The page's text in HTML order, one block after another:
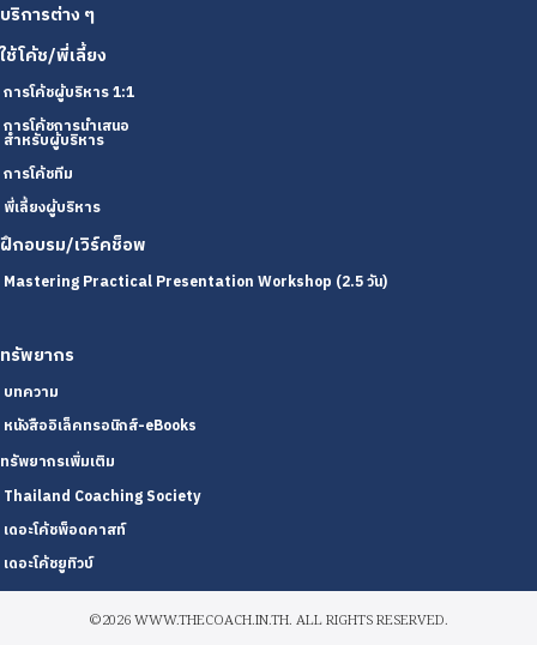
บริการต่าง ๆ
ใช้โค้ช/พี่เลี้ยง
การโค้ชผู้บริหาร 1:1
การโค้ชการนำเสนอ
สำหรับผู้บริหาร
การโค้ชทีม
พี่เลี้ยงผู้บริหาร
ฝึกอบรม/เวิร์คช็อพ
Mastering Practical Presentation Workshop (2.5 วัน)
ทรัพยากร
บทความ
หนังสืออิเล็คทรอนิกส์-eBooks
ทรัพยากรเพิ่มเติม
Thailand Coaching Society
เดอะโค้ชพ็อดคาสท์
เดอะโค้ชยูทิวบ์
©2026 WWW.THECOACH.IN.TH. ALL RIGHTS RESERVED.